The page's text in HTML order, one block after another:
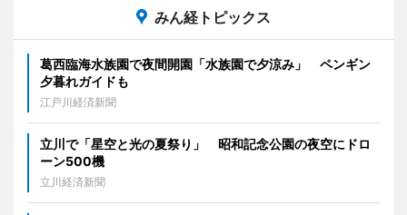
みん経トピックス
葛西臨海水族園で夜間開園「水族園で夕涼み」 ペンギン
夕暮れガイドも
江戸川経済新聞
立川で「星空と光の夏祭り」 昭和記念公園の夜空にドロ
ーン500機
立川経済新聞